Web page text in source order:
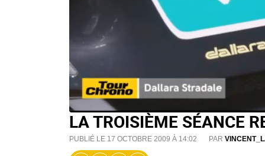
LA TROISIÈME SÉANCE
PUBLIÉ LE 17 OCTOBRE 2009 À 14:02 PAR